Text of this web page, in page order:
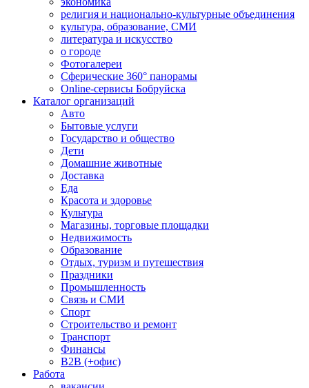
религия и национально-культурные объединения
культура, образование, СМИ
литература и искусство
о городе
Фотогалереи
Сферические 360° панорамы
Online-сервисы Бобруйска
Каталог организаций
Авто
Бытовые услуги
Государство и общество
Дети
Домашние животные
Доставка
Еда
Красота и здоровье
Культура
Магазины, торговые площадки
Недвижимость
Образование
Отдых, туризм и путешествия
Праздники
Промышленность
Связь и СМИ
Спорт
Строительство и ремонт
Транспорт
Финансы
B2B (+офис)
Работа